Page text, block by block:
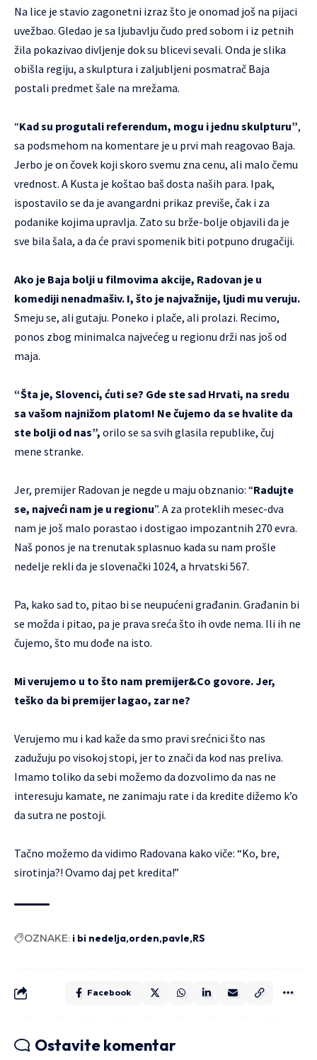
Na lice je stavio zagonetni izraz što je onomad još na pijaci
uvežbao. Gledao je sa ljubavlju čudo pred sobom i iz petnih
žila pokazivao divljenje dok su blicevi sevali. Onda je slika
obišla regiju, a skulptura i zaljubljeni posmatrač Baja
postali predmet šale na mrežama.
“Kad su progutali referendum, mogu i jednu skulpturu”,
sa podsmehom na komentare je u prvi mah reagovao Baja.
Jerbo je on čovek koji skoro svemu zna cenu, ali malo čemu
vrednost. A Kusta je koštao baš dosta naših para. Ipak,
ispostavilo se da je avangardni prikaz previše, čak i za
podanike kojima upravlja. Zato su brže-bolje objavili da je
sve bila šala, a da će pravi spomenik biti potpuno drugačiji.
Ako je Baja bolji u filmovima akcije, Radovan je u
komediji nenadmašiv. I, što je najvažnije, ljudi mu veruju.
Smeju se, ali gutaju. Poneko i plače, ali prolazi. Recimo,
ponos zbog minimalca najvećeg u regionu drži nas još od
maja.
“Šta je, Slovenci, ćuti se? Gde ste sad Hrvati, na sredu
sa vašom najnižom platom! Ne čujemo da se hvalite da
ste bolji od nas”, orilo se sa svih glasila republike, čuj
mene stranke.
Jer, premijer Radovan je negde u maju obznanio: “Radujte
se, najveći nam je u regionu”. A za proteklih mesec-dva
nam je još malo porastao i dostigao impozantnih 270 evra.
Naš ponos je na trenutak splasnuo kada su nam prošle
nedelje rekli da je slovenački 1024, a hrvatski 567.
Pa, kako sad to, pitao bi se neupućeni građanin. Građanin bi
se možda i pitao, pa je prava sreća što ih ovde nema. Ili ih ne
čujemo, što mu dođe na isto.
Mi verujemo u to što nam premijer&Co govore. Jer,
teško da bi premijer lagao, zar ne?
Verujemo mu i kad kaže da smo pravi srećnici što nas
zadužuju po visokoj stopi, jer to znači da kod nas preliva.
Imamo toliko da sebi možemo da dozvolimo da nas ne
interesuju kamate, ne zanimaju rate i da kredite dižemo k’o
da sutra ne postoji.
Tačno možemo da vidimo Radovana kako viče: “Ko, bre,
sirotinja?! Ovamo daj pet kredita!”
OZNAKE: i bi nedelja orden pavle RS
Facebook
Ostavite komentar